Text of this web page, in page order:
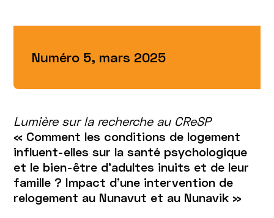
Numéro 5, mars 2025
Lumière sur la recherche au CReSP
« Comment les conditions de logement
influent-elles sur la santé psychologique
et le bien-être d’adultes inuits et de leur
famille ? Impact d'une intervention de
relogement au Nunavut et au Nunavik »